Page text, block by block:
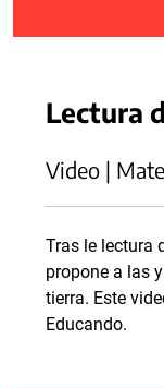
Lectura
Video |
Tras le lectura
propone a las
tierra. Este
Educando.